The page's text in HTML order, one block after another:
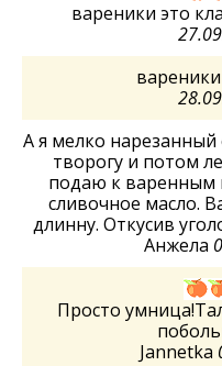
вареники это
вареники
А я мелко
творогу и потом
подаю к варенным
сливочное масло.
длинну. Откусив
Анжела
Просто
Jannetka